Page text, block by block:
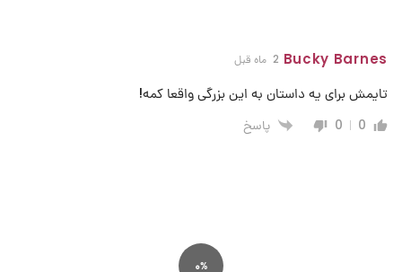
0%
Bucky Barnes 2 ماه قبل
تایمش برای یه داستان به این بزرگی واقعا کمه!
0
0 پاسخ